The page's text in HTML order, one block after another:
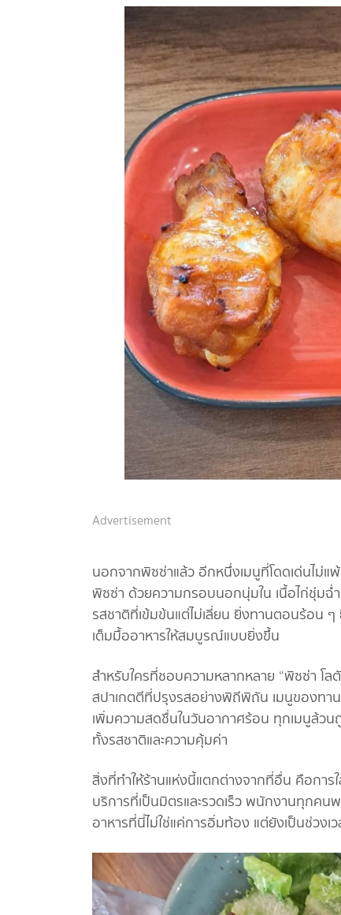
Advertisement
นอกจากพิซซ่าแล้ว อีกหนึ่งเมนูที่โดดเด่นไม่
พิซซ่า ด้วยความกรอบนอกนุ่มใน เนื้อไก่ชุ่มฉ่
รสชาติที่เข้มข้นแต่ไม่เลี่ยน ยิ่งทานตอนร้อน
เต็มมื้ออาหารให้สมบูรณ์แบบยิ่งขึ้น
สำหรับใครที่ชอบความหลากหลาย “พิซซ่า โล
สปาเกตตีที่ปรุงรสอย่างพิถีพิถัน เมนูของทาน
เพิ่มความสดชื่นในวันอากาศร้อน ทุกเมนูล้ว
ทั้งรสชาติและความคุ้มค่า
สิ่งที่ทำให้ร้านแห่งนี้แตกต่างจากที่อื่น คือการ
บริการที่เป็นมิตรและรวดเร็ว พนักงานทุกคน
อาหารที่นี่ไม่ใช่แค่การอิ่มท้อง แต่ยังเป็นช่วง